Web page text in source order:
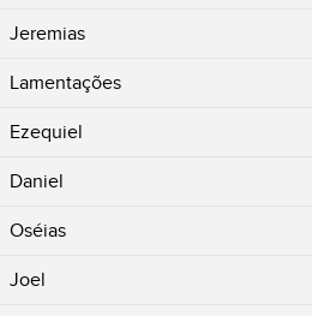
Jeremias
Lamentações
Ezequiel
Daniel
Oséias
Joel